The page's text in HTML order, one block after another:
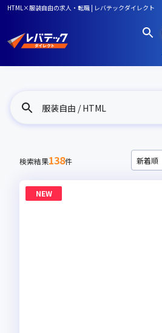
HTML×服装自由の求人・転職 | レバテックダイレクト
服装自由 / HTML
検索結果138件
NEW